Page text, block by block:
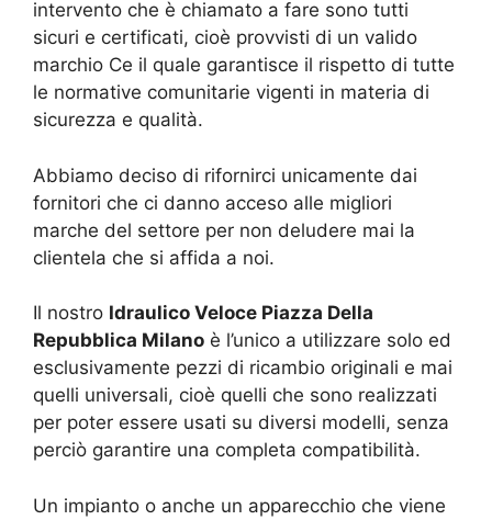
intervento che è chiamato a fare sono tutti
sicuri e certificati, cioè provvisti di un valido
marchio Ce il quale garantisce il rispetto di tutte
le normative comunitarie vigenti in materia di
sicurezza e qualità.
Abbiamo deciso di rifornirci unicamente dai
fornitori che ci danno acceso alle migliori
marche del settore per non deludere mai la
clientela che si affida a noi.
Il nostro Idraulico Veloce Piazza Della
Repubblica Milano è l’unico a utilizzare solo ed
esclusivamente pezzi di ricambio originali e mai
quelli universali, cioè quelli che sono realizzati
per poter essere usati su diversi modelli, senza
perciò garantire una completa compatibilità.
Un impianto o anche un apparecchio che viene